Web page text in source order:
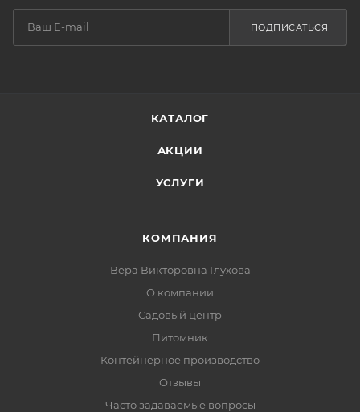
ПОДПИСАТЬСЯ
КАТАЛОГ
АКЦИИ
УСЛУГИ
КОМПАНИЯ
Вера Викторовна Глухова
О компании
Садовый центр
Питомник
Контейнерное производство
Отзывы
Часто задаваемые вопросы